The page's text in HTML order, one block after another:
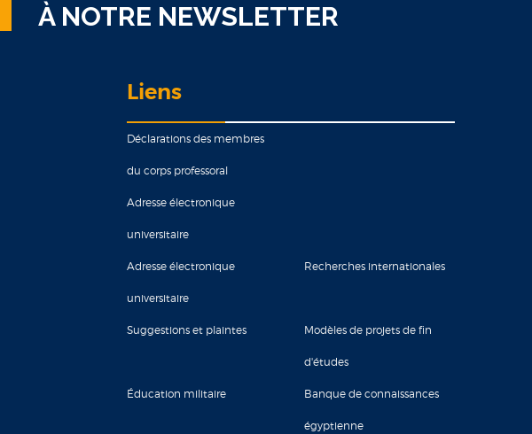
À NOTRE NEWSLETTER
Liens
Déclarations des membres
du corps professoral
Adresse électronique
universitaire
Recherches internationales
Adresse électronique
universitaire
Modèles de projets de fin
d'études
Suggestions et plaintes
Banque de connaissances
égyptienne
Éducation militaire